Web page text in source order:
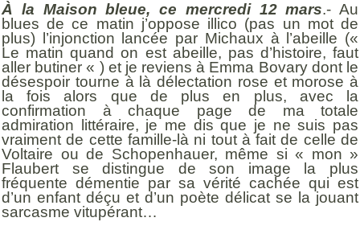
À la Maison bleue, ce mercredi 12 mars.- Au
blues de ce matin j’oppose illico (pas un mot de
plus) l’injonction lancée par Michaux à l’abeille («
Le matin quand on est abeille, pas d’histoire, faut
aller butiner « ) et je reviens à Emma Bovary dont le
désespoir tourne à là délectation rose et morose à
la fois alors que de plus en plus, avec la
confirmation à chaque page de ma totale
admiration littéraire, je me dis que je ne suis pas
vraiment de cette famille-là ni tout à fait de celle de
Voltaire ou de Schopenhauer, même si « mon »
Flaubert se distingue de son image la plus
fréquente démentie par sa vérité cachée qui est
d’un enfant déçu et d’un poète délicat se la jouant
sarcasme vitupérant…